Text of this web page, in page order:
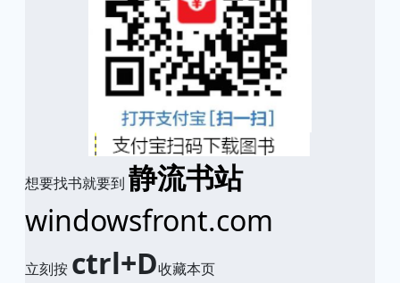
想要找书就要到 静流书站
windowsfront.com
立刻按 ctrl+D收藏本页